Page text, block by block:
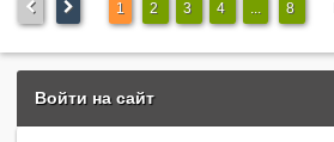
1 2 3 4 ... 8
Войти на сайт